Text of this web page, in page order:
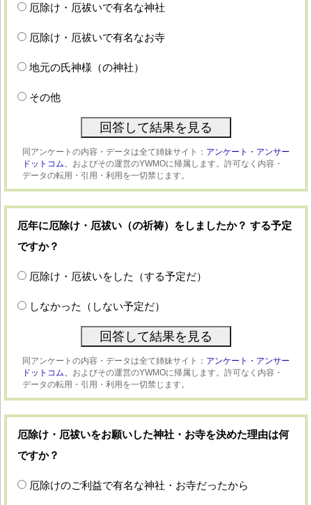
厄除け・厄祓いで有名な神社
厄除け・厄祓いで有名なお寺
地元の氏神様（の神社）
その他
同アンケートの内容・データは全て姉妹サイト： アンケート・アンサー
ドットコム、 およびその運営のYWMOに帰属します。許可なく内容・
データの転用・引用・利用を一切禁じます。
厄年に厄除け・厄祓い（の祈祷）をしましたか？ する予定
ですか？
厄除け・厄祓いをした（する予定だ）
しなかった（しない予定だ）
同アンケートの内容・データは全て姉妹サイト： アンケート・アンサー
ドットコム、 およびその運営のYWMOに帰属します。許可なく内容・
データの転用・引用・利用を一切禁じます。
厄除け・厄祓いをお願いした神社・お寺を決めた理由は何
ですか？
厄除けのご利益で有名な神社・お寺だったから